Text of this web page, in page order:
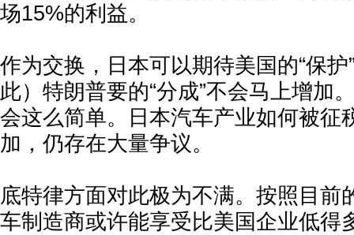
场15%的利益。
作为交换，日本可以期待美国的“保
此）特朗普要的“分成”不会马上增加
会这么简单。日本汽车产业如何被征
加，仍存在大量争议。
底特律方面对此极为不满。按照目前
车制造商或许能享受比美国企业低得